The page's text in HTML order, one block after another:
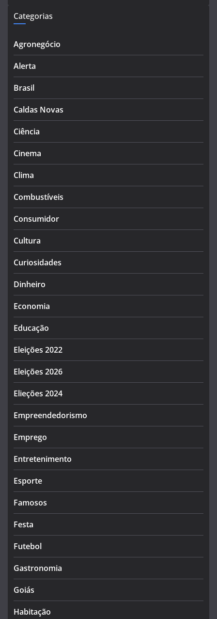
Categorias
Agronegócio
Alerta
Brasil
Caldas Novas
Ciência
Cinema
Clima
Combustíveis
Consumidor
Cultura
Curiosidades
Dinheiro
Economia
Educação
Eleições 2022
Eleições 2026
Elieções 2024
Empreendedorismo
Emprego
Entretenimento
Esporte
Famosos
Festa
Futebol
Gastronomia
Goiás
Habitação